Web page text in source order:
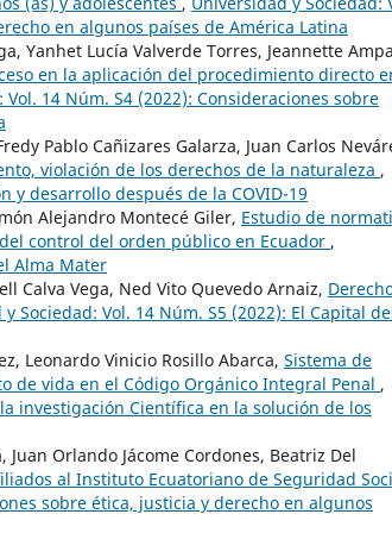
en algunos países de América Latina
Yanhet Lucía Valverde Torres, Jeannette
en la aplicación del procedimiento directo
14 Núm. S4 (2022): Consideraciones sobre
Pablo Cañizares Galarza, Juan Carlos
violación de los derechos de la naturaleza ,
y desarrollo después de la COVID-19
Alejandro Montecé Giler, Estudio de
control del orden público en Ecuador ,
Alma Mater
Calva Vega, Ned Vito Quevedo Arnaiz,
Sociedad: Vol. 14 Núm. S5 (2022): El Capital
Leonardo Vinicio Rosillo Abarca, Sistema de
de vida en el Código Orgánico Integral Penal ,
investigación Científica en la solución de los
Orlando Jácome Cordones, Beatriz Del
al Instituto Ecuatoriano de Seguridad
sobre ética, justicia y derecho en algunos